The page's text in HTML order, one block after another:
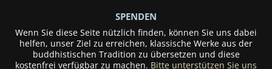
SPENDEN
Wenn Sie diese Seite nützlich finden, können Sie uns dabei
helfen, unser Ziel zu erreichen, klassische Werke aus der
buddhistischen Tradition zu übersetzen und diese
kostenfrei verfügbar zu machen. Bitte unterstützen Sie uns